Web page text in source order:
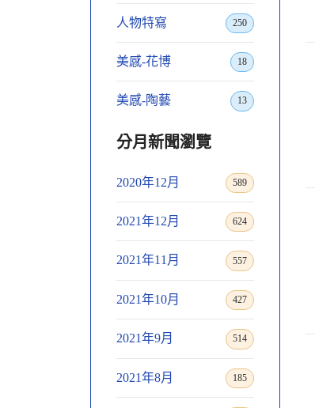
人物特寫 250
美感-花博 18
美感-陶藝 13
分月新聞瀏覽
2020年12月 589
2021年12月 624
2021年11月 557
2021年10月 427
2021年9月 514
2021年8月 185